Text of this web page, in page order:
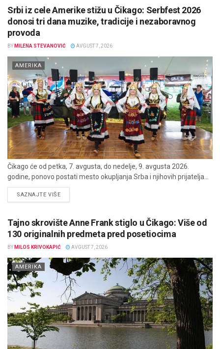
Srbi iz cele Amerike stižu u Čikago: Serbfest 2026
donosi tri dana muzike, tradicije i nezaboravnog
provoda
BY MILENA STEVANOVIĆ AVGUST 7, 2026
AMERIKA
Čikago će od petka, 7. avgusta, do nedelje, 9. avgusta 2026.
godine, ponovo postati mesto okupljanja Srba i njihovih prijatelja...
SAZNAJTE VIŠEDETAILS
Tajno skrovište Anne Frank stiglo u Čikago: Više od
130 originalnih predmeta pred posetiocima
BY MILOS KRIVOKAPIĆ AVGUST 7, 2026
AMERIKA